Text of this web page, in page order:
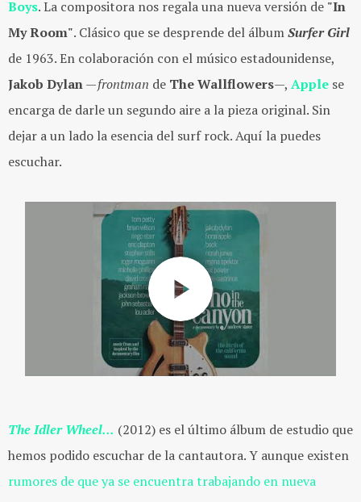
Boys. La compositora nos regala una nueva versión de "In
My Room". Clásico que se desprende del álbumSurfer Girl
de 1963. En colaboración con el músico estadounidense,
Jakob Dylan—frontman de The Wallflowers—, Apple se
encarga de darle un segundo aire a la pieza original. Sin
dejar a un lado la esencia del surf rock. Aquí la puedes
escuchar.
The Idler Wheel... (2012) es el último álbum de estudio que
hemos podido escuchar de la cantautora. Y aunque existen
rumores de que ya se encuentra trabajando en nueva